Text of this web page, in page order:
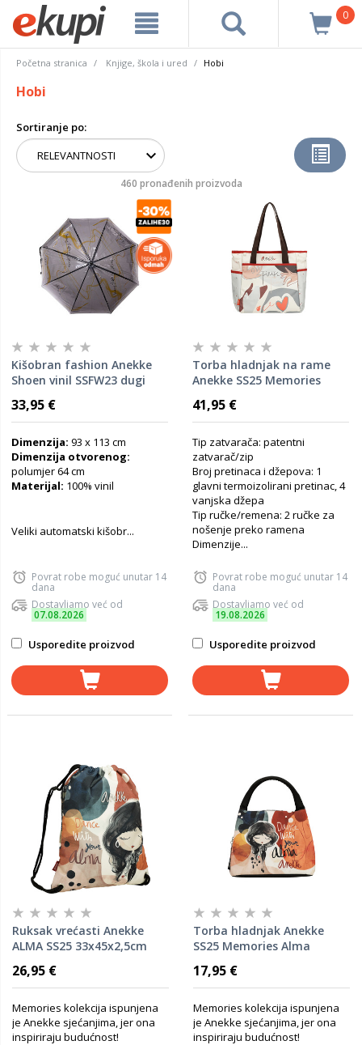
0
Početna stranica Knjige, škola i ured Hobi
Hobi
Sortiranje po:
460 pronađenih proizvoda
Kišobran fashion Anekke
Shoen vinil SSFW23 dugi
33,95 €
Dimenzija: 93 x 113 cm
Dimenzija otvorenog:
polumjer 64 cm
Materijal: 100% vinil
Veliki automatski kišobr...
Povrat robe moguć unutar 14
dana
Dostavljamo već od
07.08.2026
Usporedite proizvod
Torba hladnjak na rame
Anekke SS25 Memories
131
41,95 €
Tip zatvarača: patentni
zatvarač/zip
Broj pretinaca i džepova: 1
glavni termoizolirani pretinac, 4
vanjska džepa
Tip ručke/remena: 2 ručke za
nošenje preko ramena
Dimenzije...
Povrat robe moguć unutar 14
dana
Dostavljamo već od
19.08.2026
Usporedite proizvod
Ruksak vrećasti Anekke
ALMA SS25 33x45x2,5cm
26,95 €
Memories kolekcija ispunjena
je Anekke sjećanjima, jer ona
inspiriraju budućnost!
Torba hladnjak Anekke
SS25 Memories Alma
17,95 €
Memories kolekcija ispunjena
je Anekke sjećanjima, jer ona
inspiriraju budućnost!